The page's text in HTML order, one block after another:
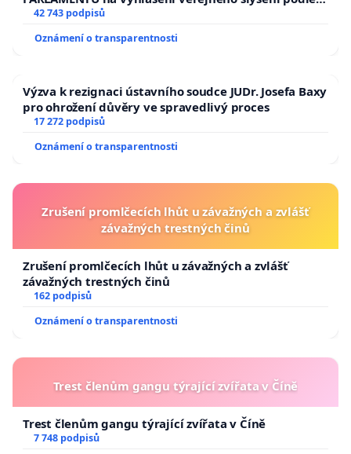
144 jednacího řádu Senátu k návrhu na přijetí
republiky
42 743 podpisů
Oznámení o transparentnosti
Výzva k rezignaci ústavního soudce JUDr. Josefa Baxy
pro ohrožení důvěry ve spravedlivý proces
17 272 podpisů
Oznámení o transparentnosti
Zrušení promlčecích lhůt u závažných a zvlášť
závažných trestných činů
Zrušení promlčecích lhůt u závažných a zvlášť
závažných trestných činů
162 podpisů
Oznámení o transparentnosti
Trest členům gangu týrající zvířata v Číně
Trest členům gangu týrající zvířata v Číně
7 748 podpisů